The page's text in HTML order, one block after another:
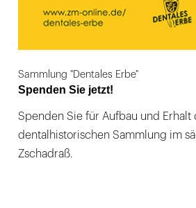
Sammlung "Dentales Erbe"
Spenden Sie jetzt!
Spenden Sie für Aufbau und
dentalhistorischen Sammlung im
Zschadraß.